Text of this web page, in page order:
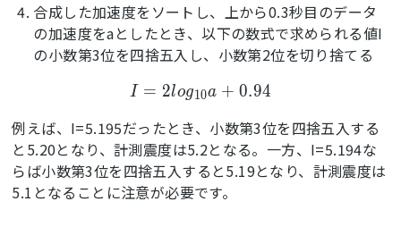
合成した加速度をソートし、上から0.3秒目のデータ
の加速度をaとしたとき、以下の数式で求められる値I
の小数第3位を四捨五入し、小数第2位を切り捨てる
I = 2log10a + 0.94
例えば、I=5.195だったとき、小数第3位を四捨五入する
と5.20となり、計測震度は5.2となる。一方、I=5.194な
らば小数第3位を四捨五入すると5.19となり、計測震度は
5.1となることに注意が必要です。